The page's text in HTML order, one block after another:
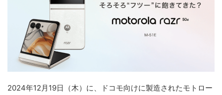
2024年12月19日（木）に、ドコモ向けに製造されたモトロー